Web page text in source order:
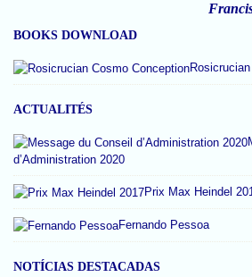
BOOKS DOWNLOAD
ACTUALITÉS
d’Administration 2020
Prix Max Heindel
Fernando Pessoa
NOTÍCIAS DESTACADAS